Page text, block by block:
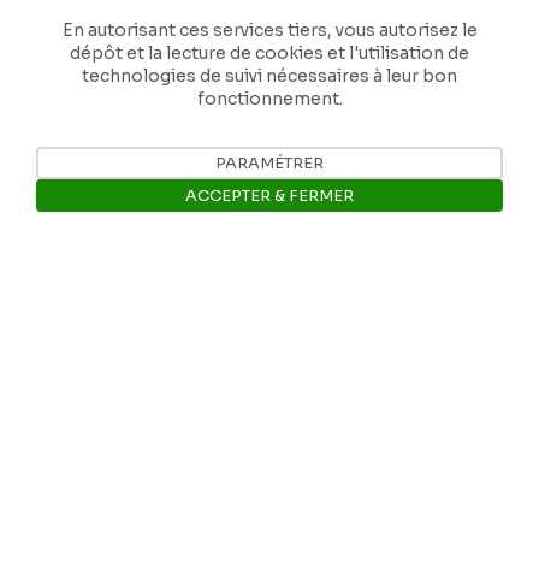
Nos coordonnées
En autorisant ces services tiers, vous autorisez le
dépôt et la lecture de cookies et l'utilisation de
technologies de suivi nécessaires à leur bon
fonctionnement.
PARAMÉTRER
ACCEPTER & FERMER